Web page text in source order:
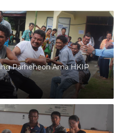
Parheheon Ama HKIP